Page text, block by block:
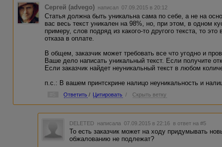
Сергей (advego) написал 07.09.2015 в 20:12
Статья должна быть уникальна сама по себе, а не на
вас весь текст уникален на 98%, но, при этом, в одном
примеру, слов подряд из какого-то другого текста, то
отказа в оплате.
В общем, заказчик может требовать все что угодно и
Ваше дело написать уникальный текст. Если получите
Если заказчик найдет неуникальный текст в любом
п.с.: В вашем принтскрине налицо неуникальность и
Ответить / Цитировать / Скрыть ветку
DELETED написала 07.09.2015 в 22:16 в ответ на #5
То есть заказчик может на ходу придумывать
обжалованию не подлежат?